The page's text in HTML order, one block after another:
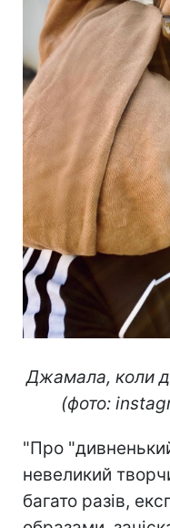
Джамала, коли
(фото:
"Про
невеликий
багато разів,